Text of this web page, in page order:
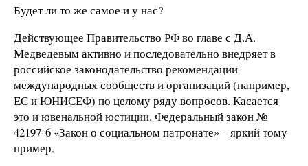
Будет ли то же самое и у нас?
Действующее Правительство РФ во главе с Д.А.
Медведевым активно и последовательно внедряет в
российское законодательство рекомендации
международных сообществ и организаций (например,
ЕС и ЮНИСЕФ) по целому ряду вопросов. Касается
это и ювенальной юстиции. Федеральный закон №
42197-6 «Закон о социальном патронате» – яркий тому
пример.